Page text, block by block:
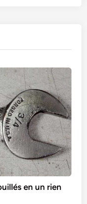
en un rien